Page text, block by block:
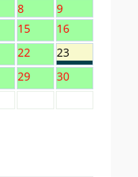
8
9
15
16
22
23
29
30